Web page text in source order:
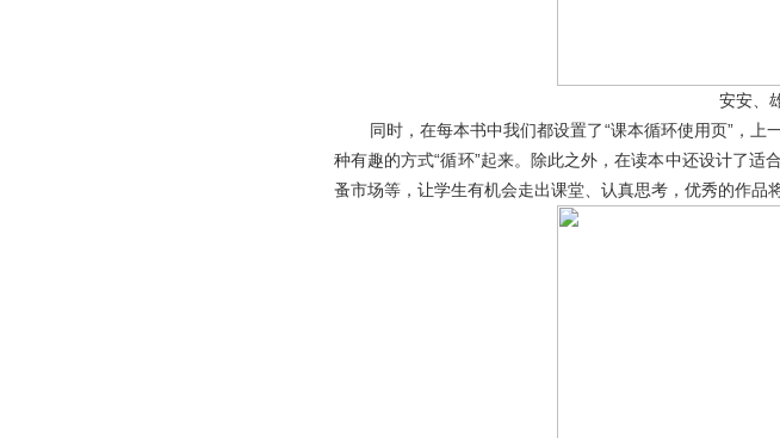
安安、
同时，在每本书中我们都设置了“课本循环使用页”，
种有趣的方式“循环”起来。除此之外，在读本中还设计了
蚤市场等，让学生有机会走出课堂、认真思考，优秀的作品